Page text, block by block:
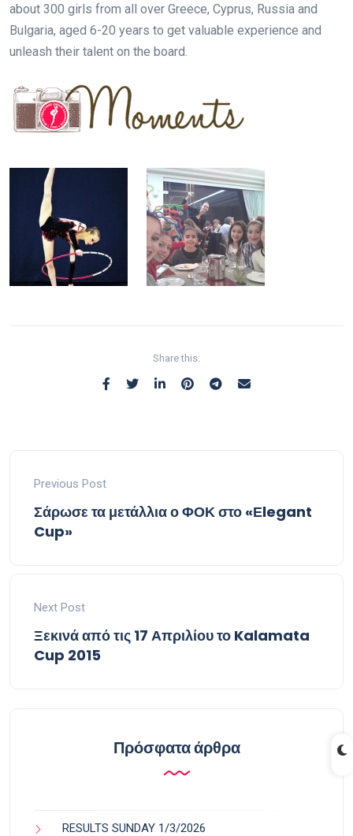
about 300 girls from all over Greece, Cyprus, Russia and
Bulgaria, aged 6-20 years to get valuable experience and
unleash their talent on the board.
Share this:
Previous Post
Σάρωσε τα μετάλλια ο ΦΟΚ στο «Εlegant
Cup»
Next Post
Ξεκινά από τις 17 Απριλίου το Kalamata
Cup 2015
Πρόσφατα άρθρα
RESULTS SUNDAY 1/3/2026